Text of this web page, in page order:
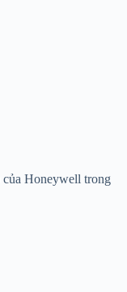
của Honeywell trong